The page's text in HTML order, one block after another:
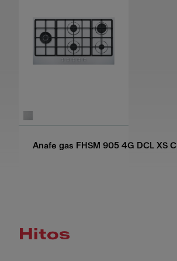
Anafe gas FHSM 905 4G DCL XS C
Hitos